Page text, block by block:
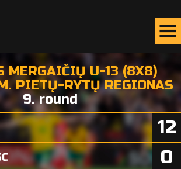
MERGAIČIŲ U-13 (8X8)
PIETŲ-RYTŲ REGIONAS
9. round
12
0